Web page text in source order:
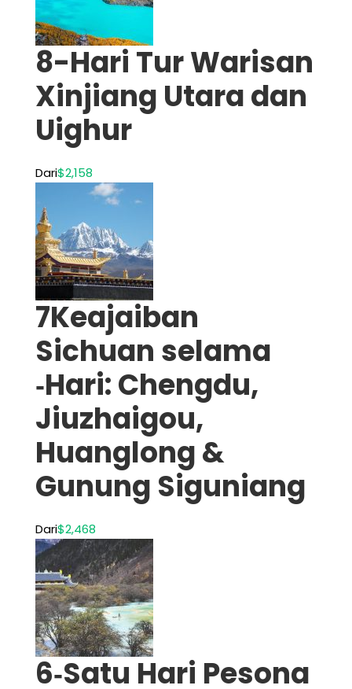
8-Hari Tur Warisan
Xinjiang Utara dan
Uighur
Dari$2,158
7Keajaiban
Sichuan selama
‑Hari: Chengdu,
Jiuzhaigou,
Huanglong &
Gunung Siguniang
Dari$2,468
6‑Satu Hari Pesona